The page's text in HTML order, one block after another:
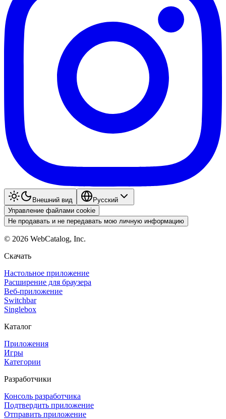
Внешний вид
Pyccкий
Управление файлами cookie
Не продавать и не передавать мою личную информацию
© 2026 WebCatalog, Inc.
Скачать
Настольное приложение
Расширение для браузера
Веб-приложение
Switchbar
Singlebox
Каталог
Приложения
Игры
Категории
Разработчики
Консоль разработчика
Подтвердить приложение
Отправить приложение